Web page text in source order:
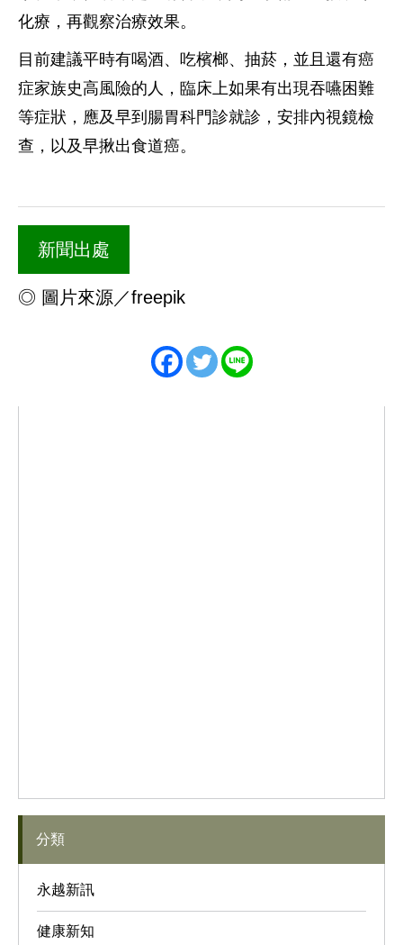
化療，再觀察治療效果。
目前建議平時有喝酒、吃檳榔、抽菸，並且還有癌
症家族史高風險的人，臨床上如果有出現吞嚥困難
等症狀，應及早到腸胃科門診就診，安排內視鏡檢
查，以及早揪出食道癌。
新聞出處
◎ 圖片來源／freepik
分類
永越新訊
健康新知